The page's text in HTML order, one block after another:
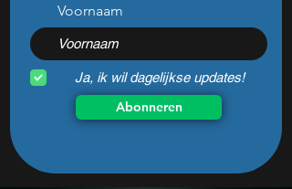
Voornaam
Ja, ik wil dagelijkse updates!
Abonneren